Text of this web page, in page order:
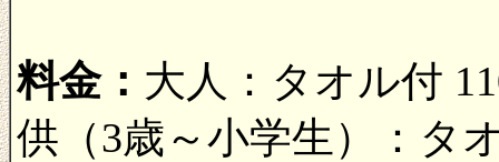
料金： 大人：タオル付
供（3歳～小学生）：タ